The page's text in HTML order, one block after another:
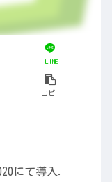
LINE
コピー
にて導入．